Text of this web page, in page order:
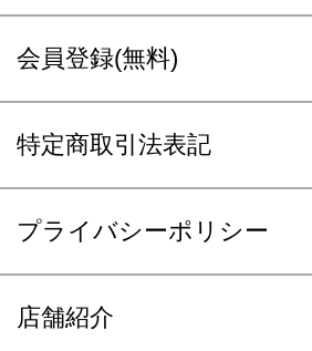
会員登録(無料)
特定商取引法表記
プライバシーポリシー
店舗紹介